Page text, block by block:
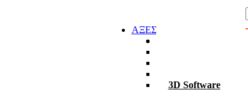
ΑΞΕΣΟΥΑΡ
3D Software